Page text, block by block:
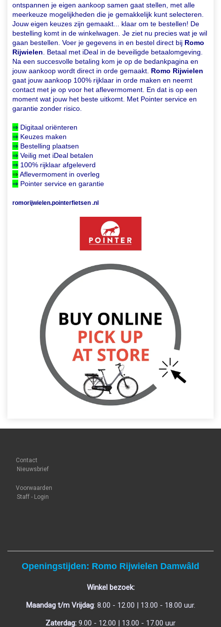
ontspannen je eigen aankoop samen gaat stellen, met alle
meerkeuze mogelijkheden die je gemakkelijk kunt selecteren.
Jouw eigen keuzes zijn gemaakt... klaar om te bestellen! De
bestelling komt in de winkelwagen. Je ziet nu precies wat je wil
gaan bestellen. Voer je gegevens in en bestel direct bij Romo
Rijwielen . Betaal met iDeal in de beveiligde betaalomgeving.
Na een succesvolle betaling kom je op de bedankpagina en
jouw aankoop wordt direct in orde gemaakt. Romo Rijwielen
gaat jouw aankoop 100% rijklaar in orde maken en neemt
contact met je op voor het aflevermoment. En dat is op een
moment wat jouw het beste uitkomt. Met Pointer service en
garantie zonder risico.
⇒ Digitaal oriënteren
⇒ Keuzes maken
⇒ Bestelling plaatsen
⇒ Veilig met iDeal betalen
⇒ 100% rijklaar afgeleverd
⇒ Aflevermoment in overleg
⇒ Pointer service en garantie
romorijwielen.pointerfietsen .nl
Contact
Nieuwsbrief
Voorwaarden
Staff - Login
Openingstijden: Romo Rijwielen Damwâld
Winkel bezoek:
Maandag t/m Vrijdag: 8.00 - 12.00 | 13.00 - 18.00 uur.
Zaterdag: 9.00 - 12.00 | 13.00 - 17.00 uur